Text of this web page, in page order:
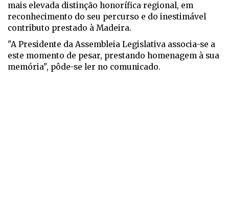
mais elevada distinção honorífica regional, em
reconhecimento do seu percurso e do inestimável
contributo prestado à Madeira.
"A Presidente da Assembleia Legislativa associa-se a
este momento de pesar, prestando homenagem à sua
memória", pôde-se ler no comunicado.